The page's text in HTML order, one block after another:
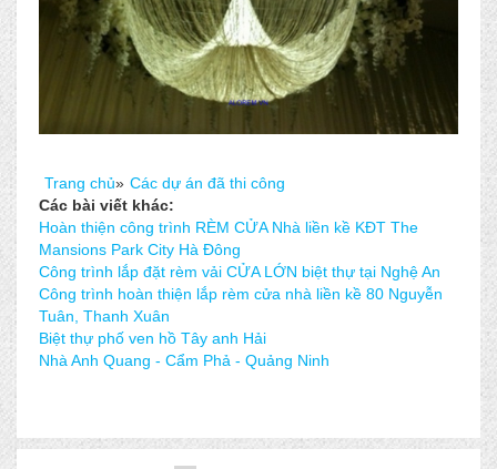
Trang chủ» Các dự án đã thi công
Các bài viết khác:
Hoàn thiện công trình RÈM CỬA Nhà liền kề KĐT The
Mansions Park City Hà Đông
Công trình lắp đặt rèm vải CỬA LỚN biệt thự tại Nghệ An
Công trình hoàn thiện lắp rèm cửa nhà liền kề 80 Nguyễn
Tuân, Thanh Xuân
Biệt thự phố ven hồ Tây anh Hải
Nhà Anh Quang - Cẩm Phả - Quảng Ninh